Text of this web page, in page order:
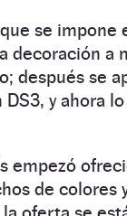
se impone
decoración a
después se
y ahora
empezó
de colores